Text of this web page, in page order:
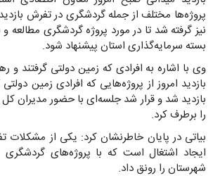
پروژه‌ها مختلف از جمله گردشگری در تفرش
نیز گرفته شد تا در مورد پروژه گردشگری مطالعه
بسته سرمایه‌گذاری استان پیشنهاد شود.
وی با اشاره به افرادی که زمین دولتی گرفتند و
بازدید امروز از پروژه‌هایی که افرادی زمین دولتی
بازدید شد و قرار شد جلسه‌ای با حضور مدیران کل
را برطرف کرد.
بیاتی در پایان خاطرنشان کرد: یکی از مشکلات
ایجاد اشتغال است که با پروژه‌های
شهرستان را رونق داد.